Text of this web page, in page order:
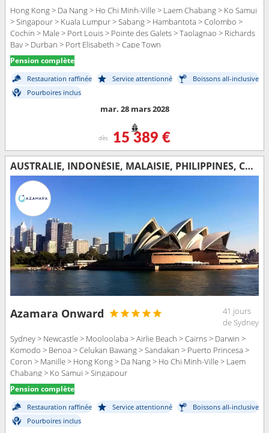
Hong Kong > Da Nang > Ho Chi Minh-Ville > Laem Chabang > Ko Samui
> Singapour > Kuala Lumpur > Sabang > Hambantota > Colombo >
Cochin > Male > Port Louis > Pointe des Galets > Taolagnao > Richards
Bay > Durban > Port Elisabeth > Cape Town
Pension complète
Restauration raffinée Service attentionné
Boissons all-inclusive
Pourboires inclus
mar. 28 mars 2028
dès 15 389 €
AUSTRALIE, INDONÉSIE, MALAISIE, PHILIPPINES, CHINE, VIETNAM, THAÏLANDE, SINGAPOUR
Azamara Onward
41 jours
de Sydney
Sydney > Newcastle > Mooloolaba > Airlie Beach > Cairns > Darwin >
Komodo > Benoa > Celukan Bawang > Sandakan > Puerto Princesa >
Coron > Manille > Hong Kong > Da Nang > Ho Chi Minh-Ville > Laem
Chabang > Ko Samui > Singapour
Pension complète
Restauration raffinée Service attentionné
Boissons all-inclusive
Pourboires inclus